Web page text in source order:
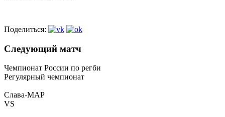
Поделиться:
Следующий матч
Чемпионат России по регби
Регулярный чемпионат
Слава-МАР
VS